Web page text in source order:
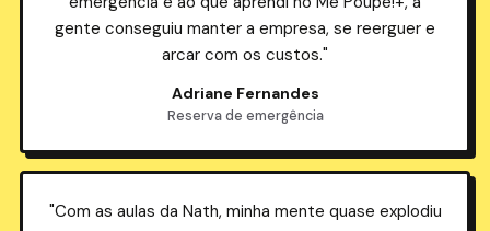
gente conseguiu manter a empresa, se reerguer e
arcar com os custos."
Adriane Fernandes
Reserva de emergência
"Com as aulas da Nath, minha mente quase explodiu